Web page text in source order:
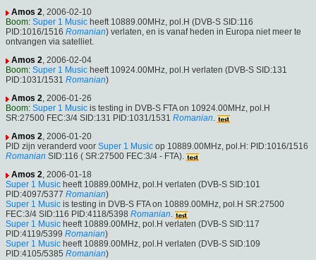
Amos 2, 2006-02-10
Boom: Super 1 Music heeft 10889.00MHz, pol.H (DVB-S SID:116
PID:1016/1516 Romanian) verlaten, en is vanaf heden in Europa niet meer te
ontvangen via satelliet.
Amos 2, 2006-02-04
Boom: Super 1 Music heeft 10924.00MHz, pol.H verlaten (DVB-S SID:131
PID:1031/1531 Romanian)
Amos 2, 2006-01-26
Boom: Super 1 Music is testing in DVB-S FTA on 10924.00MHz, pol.H
SR:27500 FEC:3/4 SID:131 PID:1031/1531 Romanian.
Amos 2, 2006-01-20
PID zijn veranderd voor Super 1 Music op 10889.00MHz, pol.H: PID:1016/1516
Romanian SID:116 ( SR:27500 FEC:3/4 - FTA).
Amos 2, 2006-01-18
Super 1 Music heeft 10889.00MHz, pol.H verlaten (DVB-S SID:101
PID:4097/5377 Romanian)
Super 1 Music is testing in DVB-S FTA on 10889.00MHz, pol.H SR:27500
FEC:3/4 SID:116 PID:4118/5398 Romanian.
Super 1 Music heeft 10889.00MHz, pol.H verlaten (DVB-S SID:117
PID:4119/5399 Romanian)
Super 1 Music heeft 10889.00MHz, pol.H verlaten (DVB-S SID:109
PID:4105/5385 Romanian)